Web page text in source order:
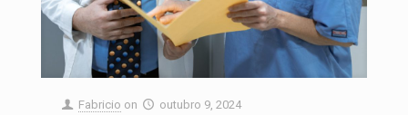
Fabricio on outubro 9, 2024